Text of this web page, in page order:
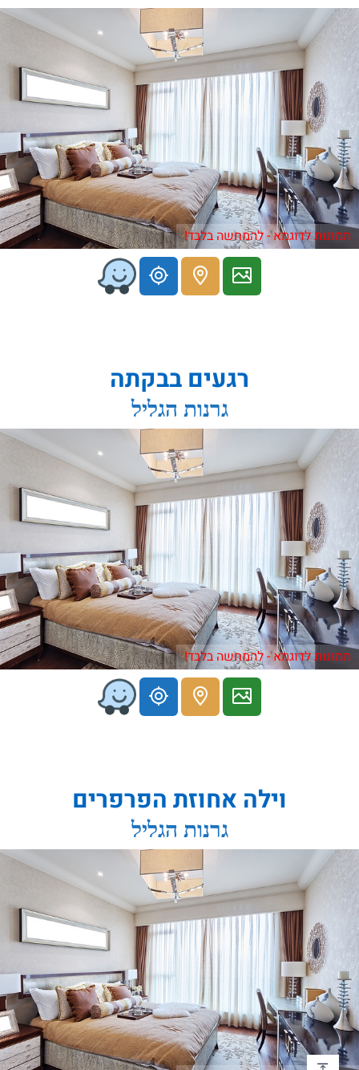
תמונות לדוגמא - להמחשה בלבד!
רגעים בבקתה
גרנות הגליל
תמונות לדוגמא - להמחשה בלבד!
וילה אחוזת הפרפרים
גרנות הגליל